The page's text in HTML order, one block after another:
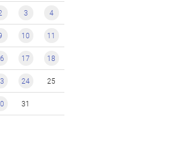
3 4
10 11
17 18
24 25
31